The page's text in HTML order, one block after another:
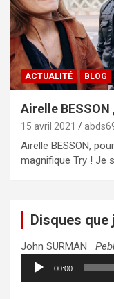
ACTUALITÉ BLOG
Airelle BESSON
15 avril 2021
Airelle BESSON,
magnifique Try ! Je
Disques que
John SURMAN
Lecteur
audio
00:00